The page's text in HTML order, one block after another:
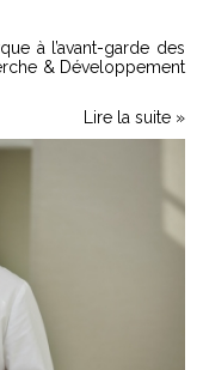
à l’avant-garde des
& Développement
Lire la suite »